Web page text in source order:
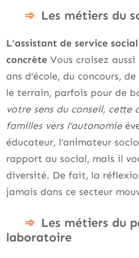
Les métiers du
L’assistant de service
concrète Vous croisez
ans d’école, du concours,
le terrain, parfois pour de
votre sens du conseil,
familles vers l’autonomie
éducateur, l’animateur
rapport au social, mais il
diversité. De fait, la
jamais dans ce secteur
Les métiers du
laboratoire